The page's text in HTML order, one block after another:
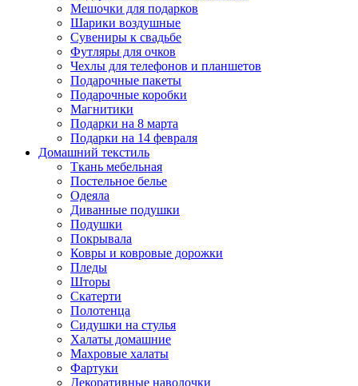
Мешочки для подарков
Шарики воздушные
Сувениры к свадьбе
Футляры для очков
Чехлы для телефонов и планшетов
Подарочные пакеты
Подарочные коробки
Магнитики
Подарки на 8 марта
Подарки на 14 февраля
Домашний текстиль
Ткань мебельная
Постельное белье
Одеяла
Диванные подушки
Подушки
Покрывала
Ковры и ковровые дорожки
Пледы
Шторы
Скатерти
Полотенца
Сидушки на стулья
Халаты домашние
Махровые халаты
Фартуки
Декоративные наволочки